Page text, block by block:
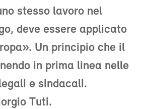
stesso lavoro nel
deve essere applicato
Un principio che il
in prima linea nelle
e sindacali.
Tuti.